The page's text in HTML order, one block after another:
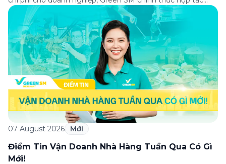
cùng VPBank triển khai chương trình ưu đãi dành riêng cho
khách hàng đăng ký thẻ Doanh nghiệp Green Business.
Thông qua chương trình, doanh nghiệp có thể tận hưởng
nhiều ưu […]
07 August 2026 Mới
Điểm Tin Vận Doanh Nhà Hàng Tuần Qua Có Gì
Mới!